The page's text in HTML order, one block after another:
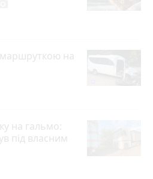
маршруткою на
на гальмо:
під власним